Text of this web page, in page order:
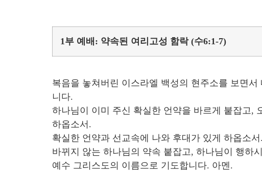
1부 예배: 약속된 여리고성 함락 (수6:1-7)
복음을 놓쳐버린 이스라엘 백성의 현주소를 보면
니다.
하나님이 이미 주신 확실한 언약을 바르게 붙잡고,
하옵소서.
확실한 언약과 선교속에 나와 후대가 있게 하옵소서.
바뀌지 않는 하나님의 약속 붙잡고, 하나님이 행하
예수 그리스도의 이름으로 기도합니다. 아멘.